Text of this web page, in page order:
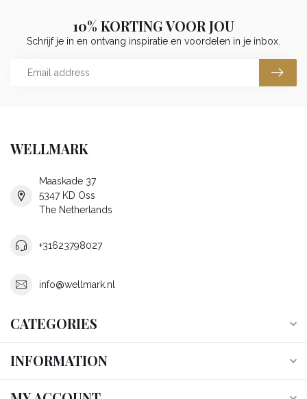
10% KORTING VOOR JOU
Schrijf je in en ontvang inspiratie en voordelen in je inbox.
WELLMARK
Maaskade 37
5347 KD Oss
The Netherlands
+31623798027
info@wellmark.nl
CATEGORIES
INFORMATION